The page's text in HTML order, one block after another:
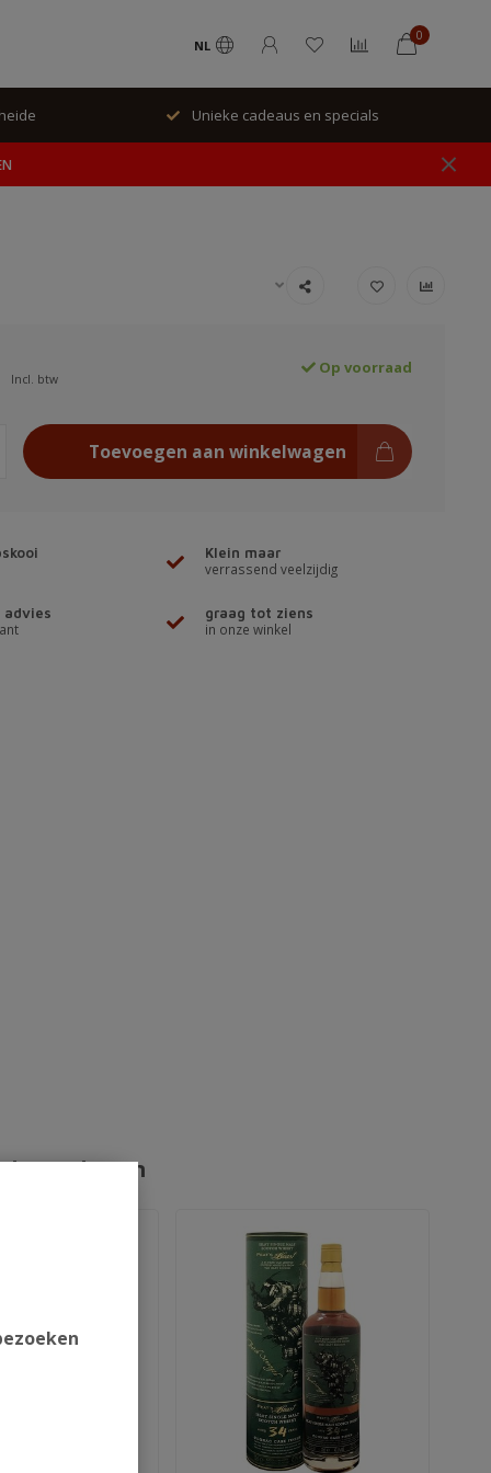
NL
0
Geen verzending, alleen ophalen in winkel.
Incl. btw
Op voorraad
Toevoegen aan winkelwagen
Klein maar
verrassend veelzijdig
advies
graag tot ziens
in onze winkel
producten